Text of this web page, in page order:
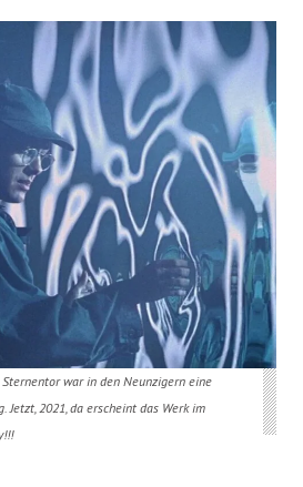
war in den Neunzigern eine
Jetzt, 2021, da erscheint das Werk im